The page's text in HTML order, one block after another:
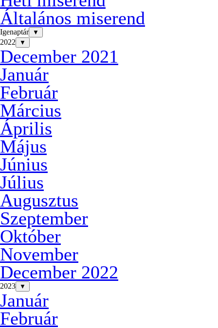
Általános miserend
Igenaptár ▼
2022 ▼
December 2021
Január
Február
Március
Április
Május
Június
Július
Augusztus
Szeptember
Október
November
December 2022
2023 ▼
Január
Február